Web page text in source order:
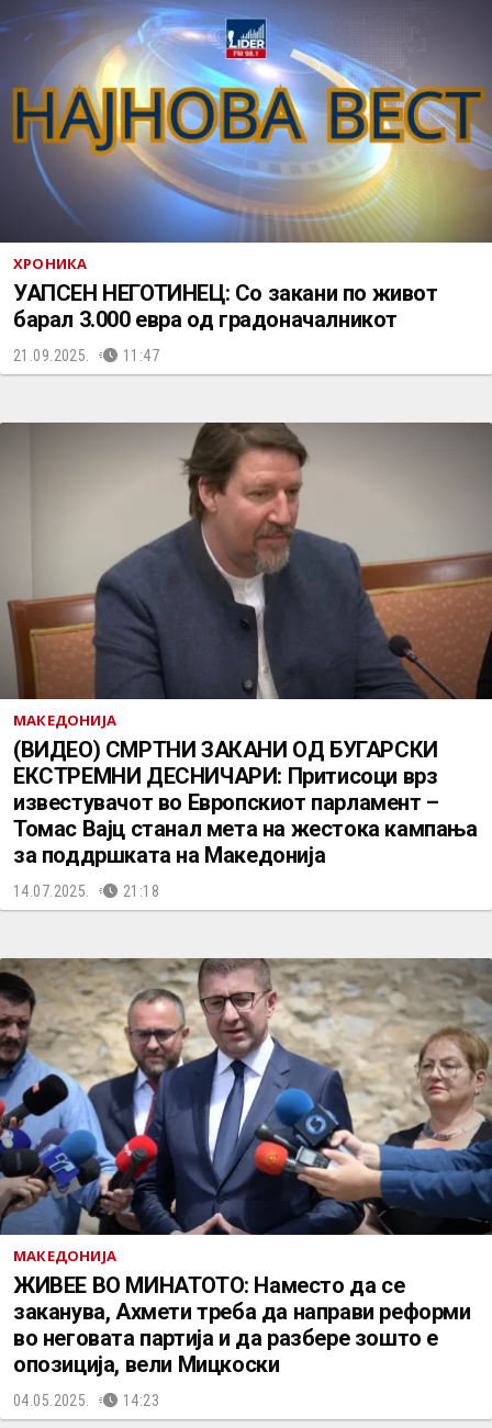
ХРОНИКА
УАПСЕН НЕГОТИНЕЦ: Со закани по живот
барал 3.000 евра од градоначалникот
21.09.2025. 11:47
МАКЕДОНИЈА
(ВИДЕО) СМРТНИ ЗАКАНИ ОД БУГАРСКИ
ЕКСТРЕМНИ ДЕСНИЧАРИ: Притисоци врз
известувачот во Европскиот парламент –
Томас Вајц станал мета на жестока кампања
за поддршката на Македонија
14.07.2025. 21:18
МАКЕДОНИЈА
ЖИВЕЕ ВО МИНАТОТО: Наместо да се
заканува, Ахмети треба да направи реформи
во неговата партија и да разбере зошто е
опозиција, вели Мицкоски
04.05.2025. 14:23